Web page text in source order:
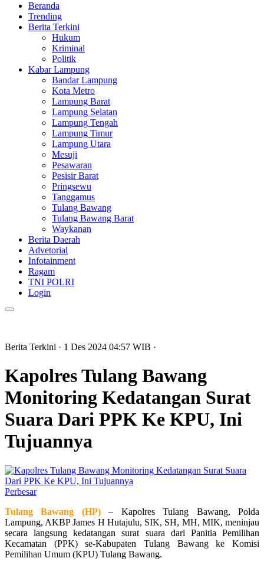
Beranda
Trending
Berita Terkini
Hukum
Kriminal
Politik
Kabar Lampung
Bandar Lampung
Kota Metro
Lampung Barat
Lampung Selatan
Lampung Tengah
Lampung Timur
Lampung Utara
Mesuji
Pesawaran
Pesisir Barat
Pringsewu
Tanggamus
Tulang Bawang
Tulang Bawang Barat
Waykanan
Berita Daerah
Advetorial
Infotainment
Ragam
TNI POLRI
Login
Berita Terkini · 1 Des 2024 04:57 WIB ·
Kapolres Tulang Bawang
Monitoring Kedatangan Surat
Suara Dari PPK Ke KPU, Ini
Tujuannya
Perbesar
Tulang Bawang (HP)– Kapolres Tulang Bawang, Polda
Lampung, AKBP James H Hutajulu, SIK, SH, MH, MIK, meninjau
secara langsung kedatangan surat suara dari Panitia Pemilihan
Kecamatan (PPK) se-Kabupaten Tulang Bawang ke Komisi
Pemilihan Umum (KPU) Tulang Bawang.